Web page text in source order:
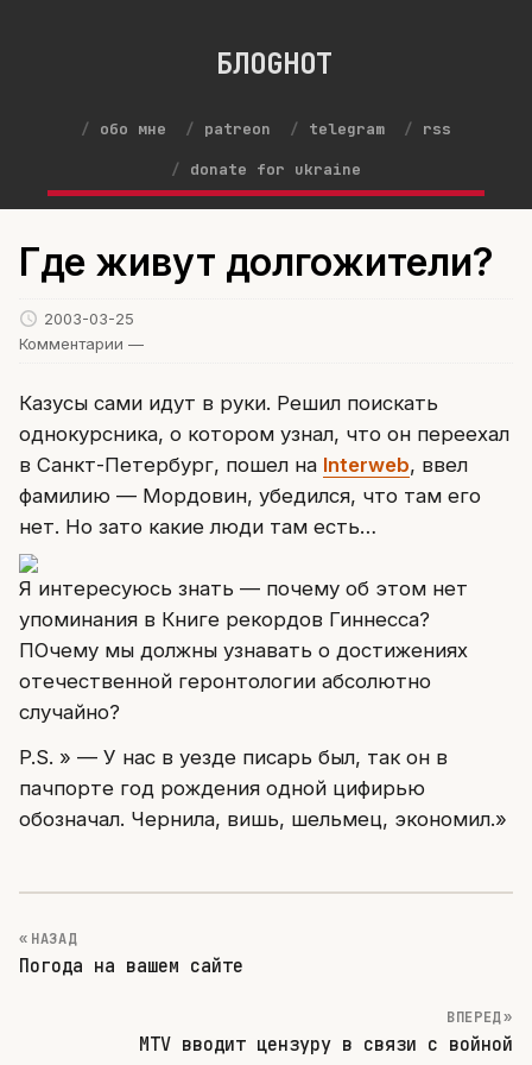
БЛОGНОТ
обо мне patreon telegram
rss
donate for ukraine
Где живут долгожители?
2003-03-25
Комментарии —
Казусы сами идут в руки. Решил поискать
однокурсника, о котором узнал, что он переехал
в Санкт-Петербург, пошел на Interweb, ввел
фамилию — Мордовин, убедился, что там его
нет. Но зато какие люди там есть…
Я интересуюсь знать — почему об этом нет
упоминания в Книге рекордов Гиннесса?
ПОчему мы должны узнавать о достижениях
отечественной геронтологии абсолютно
случайно?
P.S. » — У нас в уезде писарь был, так он в
пачпорте год рождения одной цифирью
обозначал. Чернила, вишь, шельмец, экономил.»
« НАЗАД
Погода на вашем сайте
ВПЕРЕД »
MTV вводит цензуру в связи с войной